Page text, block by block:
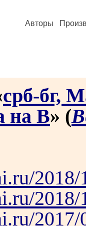
Авторы
срб-бг,
на В» (
2018/
2018/
2017/